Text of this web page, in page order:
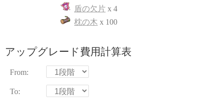
盾の欠片 x 4
枕の木 x 100
アップグレード費用計算表
From:
To: